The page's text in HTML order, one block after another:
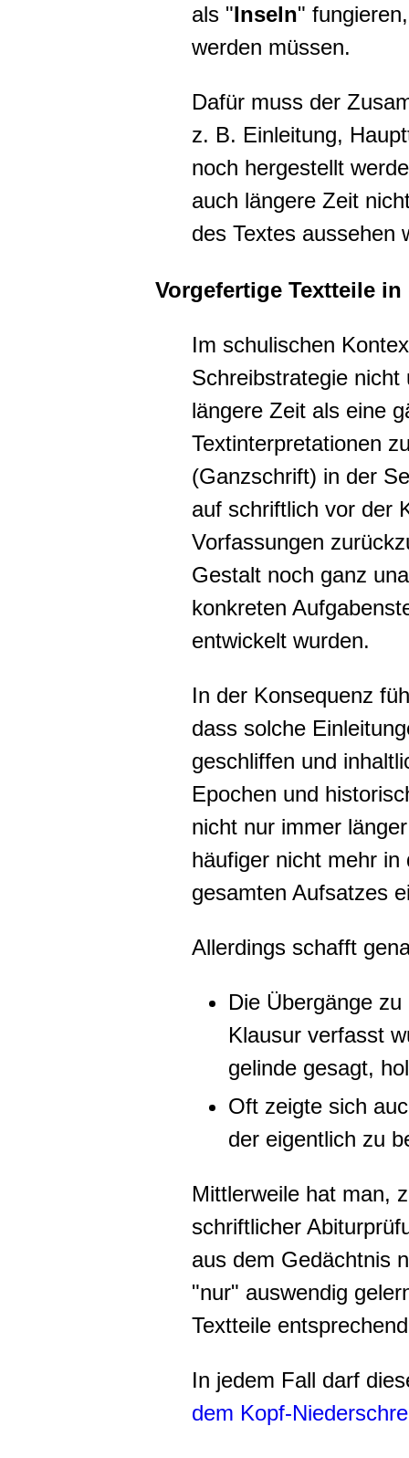
als "Inseln"
werden müssen.
Dafür muss der
z. B. Einleitung,
noch hergestellt
auch längere Zeit
des Textes aussehen
Vorgefertige Textteile
Im schulischen
Schreibstrategie
längere Zeit als eine
Textinterpretationen
(Ganzschrift) in der
auf schriftlich vor der
Vorfassungen
Gestalt noch ganz
konkreten
entwickelt wurden.
In der Konsequenz
dass solche
geschliffen und
Epochen und
nicht nur immer
häufiger nicht mehr
gesamten Aufsatzes
Allerdings schafft
Die Übergänge
Klausur verfasst
gelinde gesagt,
Oft zeigte sich
der eigentlich zu
Mittlerweile hat man,
schriftlicher
aus dem Gedächtnis
"nur" auswendig
Textteile
In jedem Fall darf
dem Kopf-